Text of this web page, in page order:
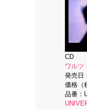
CD
ワルツ
発売日
価格（
品番：